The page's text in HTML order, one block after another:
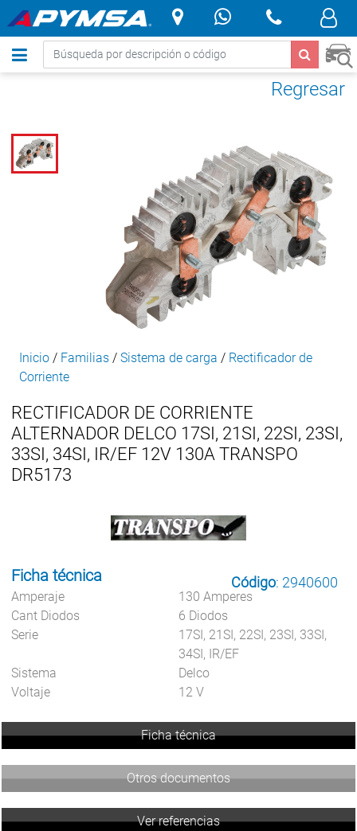
.
Regresar
Inicio / Familias / Sistema de carga / Rectificador de
Corriente
RECTIFICADOR DE CORRIENTE
ALTERNADOR DELCO 17SI, 21SI, 22SI, 23SI,
33SI, 34SI, IR/EF 12V 130A TRANSPO
DR5173
Código: 2940600
Ficha técnica
Amperaje
130 Amperes
Cant Diodos
6 Diodos
Serie
17SI, 21SI, 22SI, 23SI, 33SI,
34SI, IR/EF
Sistema
Delco
Voltaje
12 V
Ficha técnica
Otros documentos
Ver referencias